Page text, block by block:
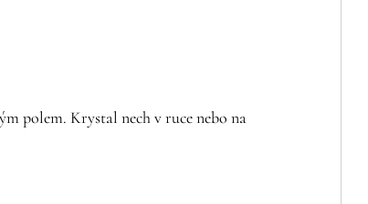
polem. Krystal nech v ruce nebo na